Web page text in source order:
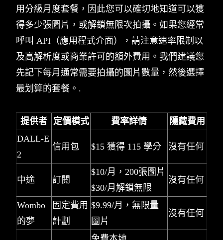
用分級月度套餐，因此您可以確切地知道可以獲
得多少張圖片，或解鎖無限次拍攝。如果您經常
呼叫 API（應用程式介面），請注意速率限制以
及高解析度或商業許可的額外費用。我們建議您
先記下每月通常需要拍攝的圖片數量，然後選擇
最划算的套餐。.
提供者 定價模式 費率詳情
隱藏費用
DALL-E
2
信用包 $15 獲得 115 學分 沒有任何
中途 訂閱
$10/月，200張圖片
$30/月解鎖無限
沒有任何
Wombo
的夢
固定費用
計劃
$9.99/月，無限量
圖片
沒有任何